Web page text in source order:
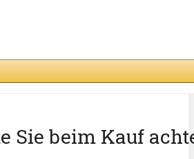
Sie beim Kauf